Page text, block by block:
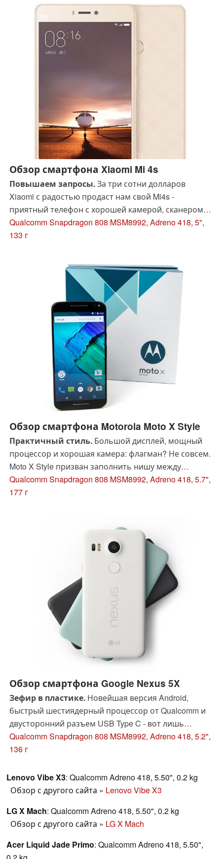
Обзор смартфона Xiaomi Mi 4s
Повышаем запросы.За три сотни долларов
Xiaomi с радостью продаст нам свой Mi4s -
приятный телефон с хорошей камерой, сканером
подушечки пальца, LTE и мощной аппаратной
платформой. Подойдёт ли он для ценителей
Qualcomm Snapdragon 808 MSM8992, Adreno 418, 5",
133 г
Обзор смартфона Motorola Moto X Style
Практичный стиль.Большой дисплей, мощный
процессор и хорошая камера: флагман? Не совсем.
Moto X Style призван заполнить нишу между
дорогими топовыми моделями и более
доступными, но лишенными некоторых полезных
Qualcomm Snapdragon 808 MSM8992, Adreno 418, 5.7",
177 г
Обзор смартфона Google Nexus 5X
Зефир в пластике.Новейшая версия Android,
быстрый шестиядерный процессор от Qualcomm и
двусторонний разъем USB Type C - вот лишь
немногое из того, что предлагает новый Nexus 5X.
Но в отличие от своих предшественников, он
смартфонов конкурентов: разберемся, почему.
Qualcomm Snapdragon 808 MSM8992, Adreno 418, 5.2",
136 г
Lenovo Vibe X3: Qualcomm Adreno 418, 5.50", 0.2 kg
Обзор с другого сайта » Lenovo Vibe X3
LG X Mach: Qualcomm Adreno 418, 5.50", 0.2 kg
Обзор с другого сайта » LG X Mach
Acer Liquid Jade Primo: Qualcomm Adreno 418, 5.50",